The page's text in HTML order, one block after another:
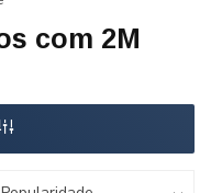
com 2M